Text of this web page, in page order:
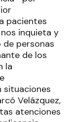
pacientes
inquieta y
personas
de los
la
situaciones
Velázquez,
atenciones